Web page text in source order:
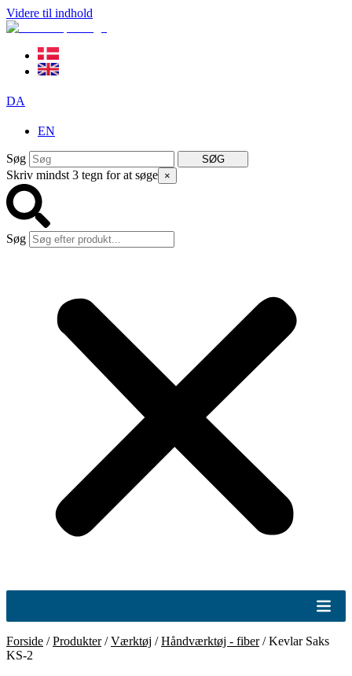
Videre til indhold
DA
EN
Søg SØG
Skriv mindst 3 tegn for at søge ×
Søg
Forside /Produkter/Værktøj /Håndværktøj - fiber/Kevlar Saks
KS-2